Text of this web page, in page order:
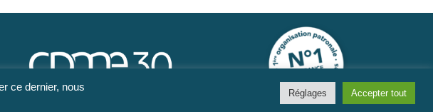
ce dernier, nous
Réglages Accepter tout